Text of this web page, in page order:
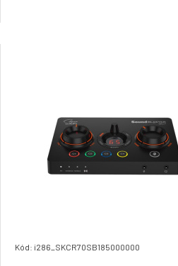
Kód: i286_SKCR70SB185000000